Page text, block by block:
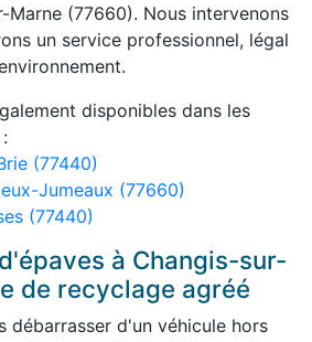
Marne (77660). Nous intervenons
un service professionnel, légal
disponibles dans les
(77440)
Jumeaux (77660)
(77440)
à Changis-sur-
de recyclage agréé
débarrasser d'un véhicule hors